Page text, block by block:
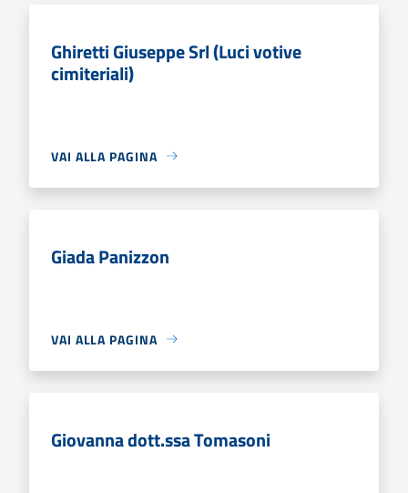
Ghiretti Giuseppe Srl (Luci votive
cimiteriali)
VAI ALLA PAGINA
Giada Panizzon
VAI ALLA PAGINA
Giovanna dott.ssa Tomasoni